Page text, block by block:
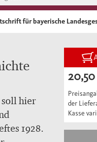
für bayerische
soll hier
1928.
der
Kasse